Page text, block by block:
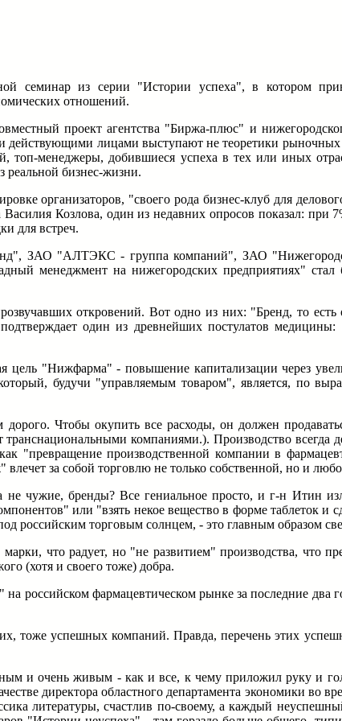
семинар из серии "Истории успеха", в котором
отношений.
проект агентства "Биржа-плюс" и
действующими лицами выступают не теоретики
топ-менеджеры, добившиеся успеха в тех или иных
реальной бизнес-жизни.
организаторов, "своего рода бизнес-клуб для
Козлова, один из недавних опросов показал: при
для встреч.
ЗАО "АЛТЭКС - группа компаний", ЗАО
менеджмент на нижегородских предприятиях" стал
откровений. Вот одно из них: "Бренд, то есть
один из древнейших постулатов
цель "Нижфарма" - повышение капитализации через
будучи "управляемым товаром", является, по
Чтобы окупить все расходы, он должен
компаниями.). Производство всегда
"превращение производственной компании в
за собой торговлю не только собственной, но и
чужие, бренды? Все гениальное просто, и г-н Итин
или "взять некое вещество в форме таблеток и
российским торговым солнцем, - это главным образом
что радует, но "не развитием" производства, что
(хотя и своего тоже) добра.
российском фармацевтическом рынке за последние два
тоже успешных компаний. Правда, перечень этих
и очень живым - как и все, к чему приложил руку и
директора областного департамента экономики во
литературы, счастлив по-своему, а каждый